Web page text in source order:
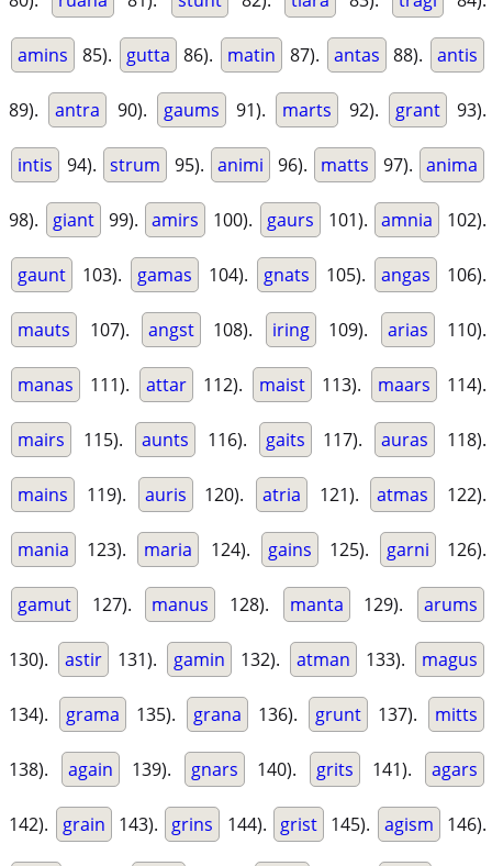
amins 85). gutta 86). matin 87). antas 88). antis
89). antra 90). gaums 91). marts 92). grant 93).
intis 94). strum 95). animi 96). matts 97). anima
98). giant 99). amirs 100). gaurs 101). amnia 102).
gaunt 103). gamas 104). gnats 105). angas 106).
mauts 107). angst 108). iring 109). arias 110).
manas 111). attar 112). maist 113). maars 114).
mairs 115). aunts 116). gaits 117). auras 118).
mains 119). auris 120). atria 121). atmas 122).
mania 123). maria 124). gains 125). garni 126).
gamut 127). manus 128). manta 129). arums
130). astir 131). gamin 132). atman 133). magus
134). grama 135). grana 136). grunt 137). mitts
138). again 139). gnars 140). grits 141). agars
142). grain 143). grins 144). grist 145). agism 146).